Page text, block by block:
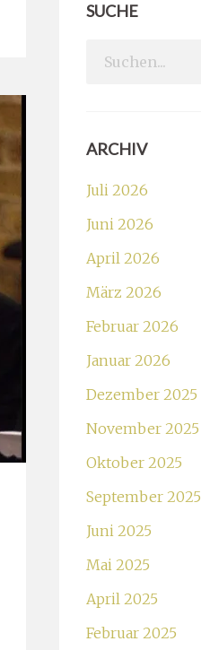
SUCHE
Search
ARCHIV
Juli 2026
Juni 2026
April 2026
März 2026
Februar 2026
Januar 2026
Dezember 2025
November 2025
Oktober 2025
September 2025
Juni 2025
Mai 2025
April 2025
Februar 2025